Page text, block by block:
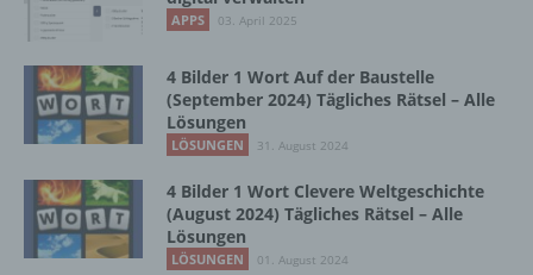
APPS 03. April 2025
4 Bilder 1 Wort Auf der Baustelle
(September 2024) Tägliches Rätsel – Alle
Lösungen
LÖSUNGEN 31. August 2024
4 Bilder 1 Wort Clevere Weltgeschichte
(August 2024) Tägliches Rätsel – Alle
Lösungen
LÖSUNGEN 01. August 2024
Zusammenhang mit personenbezogenen
Organisation, das Ordnen, die Speicherung,
die Anpassung oder Veränderung, das
Auslesen, das Abfragen, die Verwendung,
die Offenlegung durch Übermittlung,
Bereitstellung, den Abgleich oder die
Verknüpfung, die Einschränkung, das
Löschen oder die Vernichtung.